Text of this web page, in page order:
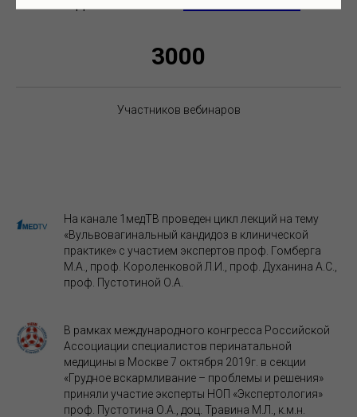
3000
Участников вебинаров
На канале 1медТВ проведен цикл лекций на тему
«Вульвовагинальный кандидоз в клинической
практике» с участием экспертов проф. Гомберга
М.А., проф. Короленковой Л.И., проф. Духанина А.С.,
проф. Пустотиной О.А.
В рамках международного конгресса Российской
Ассоциации специалистов перинатальной
медицины в Москве 7 октября 2019г. в секции
«Грудное вскармливание – проблемы и решения»
приняли участие эксперты НОП «Экспертология»
проф. Пустотина О.А., доц. Травина М.Л., к.м.н.